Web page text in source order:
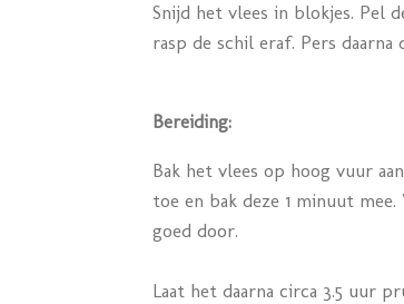
Snijd het vlees in blokjes. Pel
rasp de schil eraf. Pers daarna
Bereiding:
Bak het vlees op hoog vuur
toe en bak deze 1 minuut
goed door.
Laat het daarna circa 3.5 uur